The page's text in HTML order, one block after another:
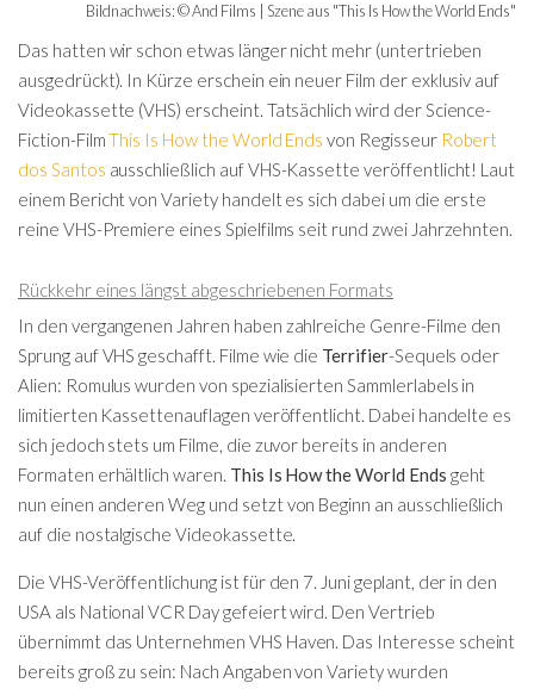
Bildnachweis: © And Films | Szene aus "This Is How the World Ends"
Das hatten wir schon etwas länger nicht mehr (untertrieben
ausgedrückt). In Kürze erschein ein neuer Film der exklusiv auf
Videokassette (VHS) erscheint. Tatsächlich wird der Science-
Fiction-FilmThis Is How the World Ends von Regisseur Robert
dos Santos ausschließlich auf VHS-Kassette veröffentlicht! Laut
einem Bericht von Variety handelt es sich dabei um die erste
reine VHS-Premiere eines Spielfilms seit rund zwei Jahrzehnten.
Rückkehr eines längst abgeschriebenen Formats
In den vergangenen Jahren haben zahlreiche Genre-Filme den
Sprung auf VHS geschafft. Filme wie die Terrifier-Sequels oder
Alien: Romulus wurden von spezialisierten Sammlerlabels in
limitierten Kassettenauflagen veröffentlicht. Dabei handelte es
sich jedoch stets um Filme, die zuvor bereits in anderen
Formaten erhältlich waren. This Is How the World Ends geht
nun einen anderen Weg und setzt von Beginn an ausschließlich
auf die nostalgische Videokassette.
Die VHS-Veröffentlichung ist für den 7. Juni geplant, der in den
USA als National VCR Day gefeiert wird. Den Vertrieb
übernimmt das Unternehmen VHS Haven. Das Interesse scheint
bereits groß zu sein: Nach Angaben von Variety wurden